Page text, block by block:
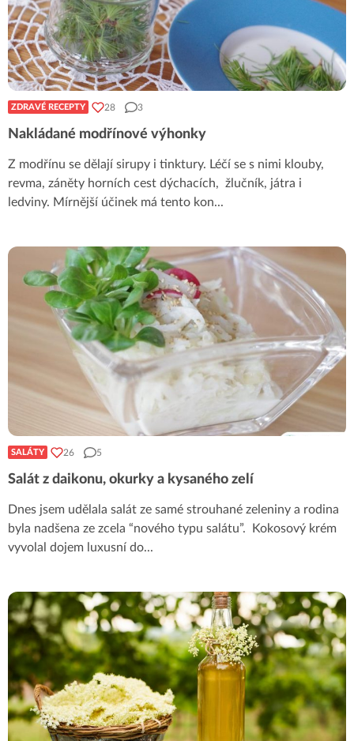
ZDRAVÉ RECEPTY 28 3
Nakládané modřínové výhonky
Z modřínu se dělají sirupy i tinktury. Léčí se s nimi klouby,
revma, záněty horních cest dýchacích, žlučník, játra i
ledviny. Mírnější účinek má tento kon...
SALÁTY 26 5
Salát z daikonu, okurky a kysaného zelí
Dnes jsem udělala salát ze samé strouhané zeleniny a rodina
byla nadšena ze zcela “nového typu salátu”. Kokosový krém
vyvolal dojem luxusní do...